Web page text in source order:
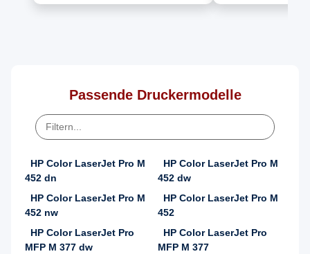
CF413A, CF412A,
Passende Druckermodelle
HP Color LaserJet Pro M
452 dn
HP Color LaserJet Pro M
452 dw
HP Color LaserJet Pro M
452 nw
HP Color LaserJet Pro M
452
HP Color LaserJet Pro
MFP M 377 dw
HP Color LaserJet Pro
MFP M 377